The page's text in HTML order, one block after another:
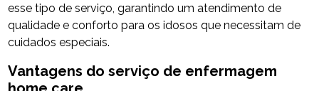
esse tipo de serviço, garantindo um atendimento de
qualidade e conforto para os idosos que necessitam de
cuidados especiais.
Vantagens doserviço de enfermagem